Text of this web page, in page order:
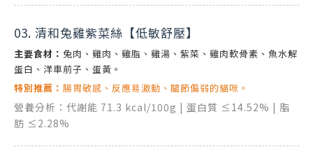
03. 清和兔雞紫菜絲【低敏舒壓】
主要食材： 兔肉、雞肉、雞脂、雞湯、紫菜、雞肉軟骨素、魚水解
蛋白、洋車前子、蛋黃。
特別推薦： 腸胃敏感、反應易激動、關節偏弱的貓咪。
營養分析：代謝能 71.3 kcal/100g | 蛋白質 ≤14.52% | 脂
肪 ≤2.28%